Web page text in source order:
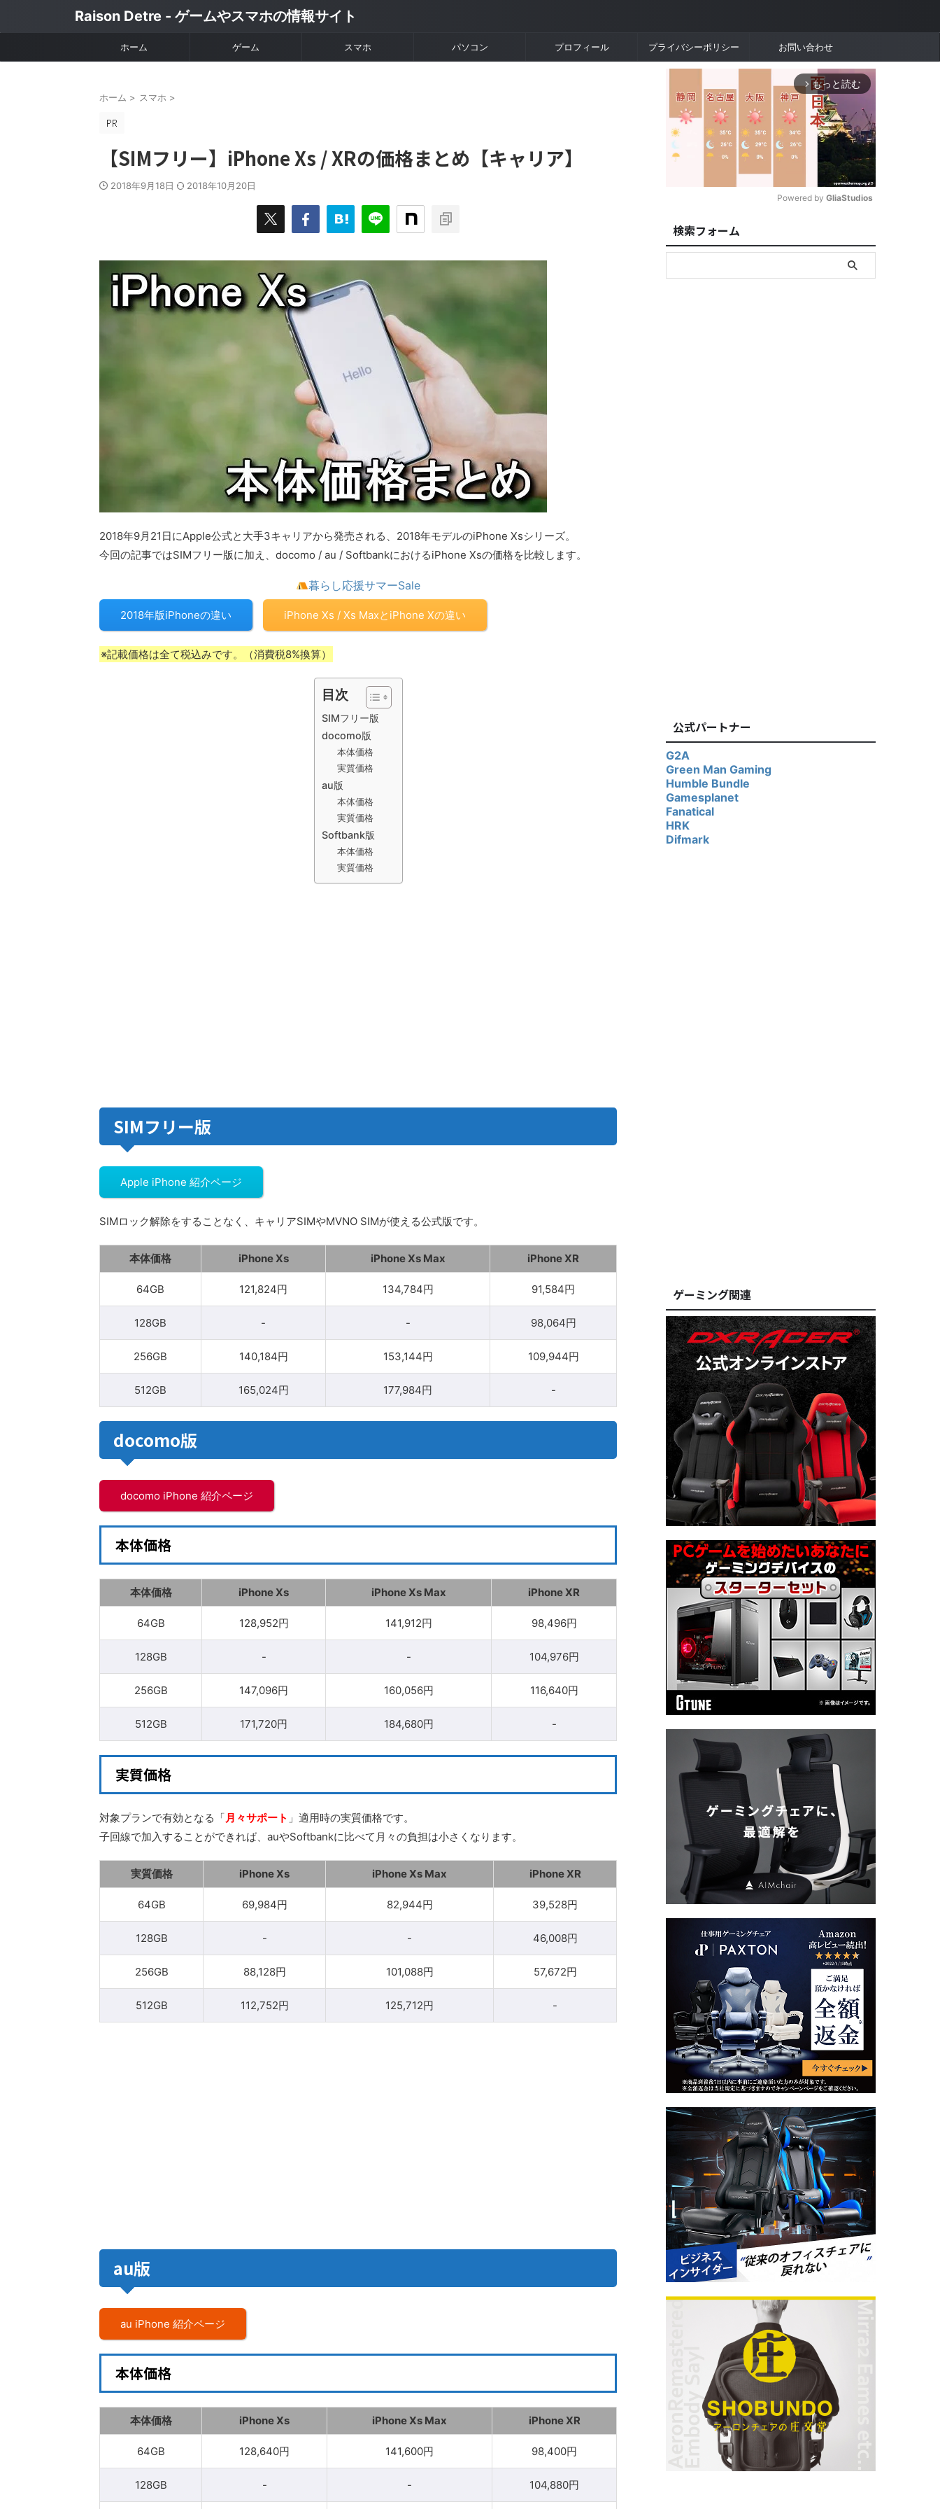
Raison Detre - ゲームやスマホの情報サイト
ホーム ゲーム スマホ パソコン プロフィール プライバシーポリシー お問い合わせ
ホーム > スマホ >
【SIMフリー】iPhone Xs / XRの価格まとめ【キャリア】
2018年9月18日 2018年10月20日
2018年9月21日にApple公式と大手3キャリアから発売される、2018年モデルのiPhone Xsシリーズ。
今回の記事ではSIMフリー版に加え、docomo / au / SoftbankにおけるiPhone Xsの価格を比較します。
暮らし応援サマーSale
2018年版iPhoneの違い iPhone Xs / Xs MaxとiPhone Xの違い
※記載価格は全て税込みです。（消費税8%換算）
目次
SIMフリー版
docomo版
本体価格
実質価格
au版
本体価格
実質価格
Softbank版
本体価格
実質価格
SIMフリー版
Apple iPhone 紹介ページ
SIMロック解除をすることなく、キャリアSIMやMVNO SIMが使える公式版です。
本体価格 iPhone Xs iPhone Xs Max iPhone XR
64GB 121,824円 134,784円 91,584円
128GB - - 98,064円
256GB 140,184円 153,144円 109,944円
512GB 165,024円 177,984円 -
docomo版
docomo iPhone 紹介ページ
本体価格
本体価格 iPhone Xs iPhone Xs Max iPhone XR
64GB 128,952円 141,912円 98,496円
128GB - - 104,976円
256GB 147,096円 160,056円 116,640円
512GB 171,720円 184,680円 -
実質価格
対象プランで有効となる「 月々サポート 」適用時の実質価格です。
子回線で加入することができれば、auやSoftbankに比べて月々の負担は小さくなります。
実質価格 iPhone Xs iPhone Xs Max iPhone XR
64GB 69,984円 82,944円 39,528円
128GB - - 46,008円
256GB 88,128円 101,088円 57,672円
512GB 112,752円 125,712円 -
au版
au iPhone 紹介ページ
本体価格
本体価格 iPhone Xs iPhone Xs Max iPhone XR
64GB 128,640円 141,600円 98,400円
128GB - - 104,880円
arrow_forward_ios もっと読む
u
t
Powered by GliaStudios
検索フォーム
公式パートナー
G2A
Green Man Gaming
Humble Bundle
Gamesplanet
Fanatical
HRK
Difmark
ゲーミング関連